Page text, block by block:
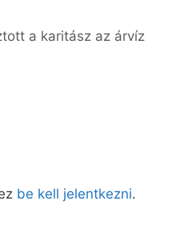
a karitász az árvíz
be kell jelentkezni.